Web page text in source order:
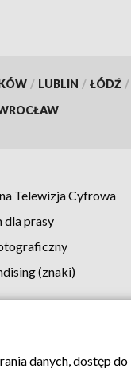
/ LUBLIN / ŁÓDŹ /
Telewizja Cyfrowa
dla prasy
(znaki)
Kontakt
danych, dostęp